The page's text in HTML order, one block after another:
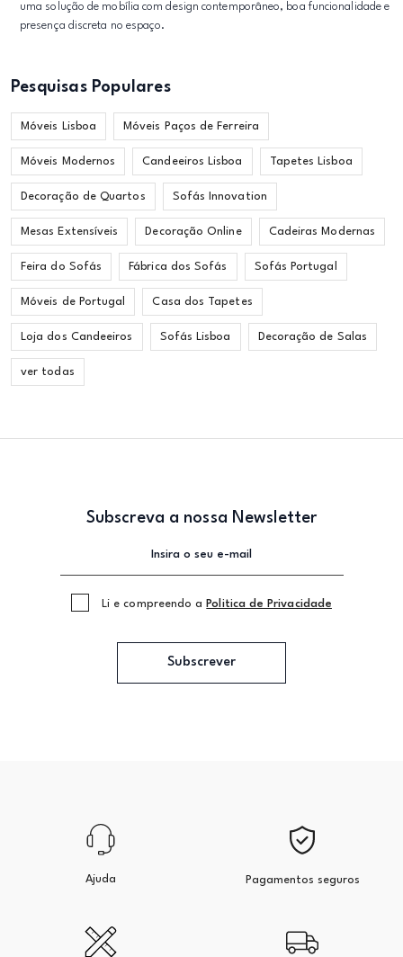
uma solução de mobília com design contemporâneo, boa funcionalidade e
presença discreta no espaço.
Pesquisas Populares
Móveis Lisboa Móveis Paços de Ferreira
Móveis Modernos Candeeiros Lisboa Tapetes Lisboa
Decoração de Quartos Sofás Innovation
Mesas Extensíveis Decoração Online Cadeiras Modernas
Feira do Sofás Fábrica dos Sofás Sofás Portugal
Móveis de Portugal Casa dos Tapetes
Loja dos Candeeiros Sofás Lisboa Decoração de Salas
ver todas
Subscreva a nossa Newsletter
Li e compreendo a Politica de Privacidade
Subscrever
Ajuda Pagamentos seguros